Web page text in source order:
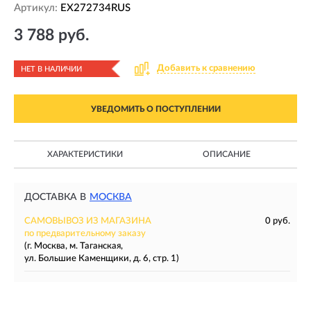
Артикул: EX272734RUS
3 788 руб.
НЕТ В НАЛИЧИИ Добавить к сравнению
УВЕДОМИТЬ О ПОСТУПЛЕНИИ
ХАРАКТЕРИСТИКИ ОПИСАНИЕ
ДОСТАВКА В МОСКВА
САМОВЫВОЗ ИЗ МАГАЗИНА
0 руб.
по предварительному заказу
(г. Москва, м. Таганская,
ул. Большие Каменщики, д. 6, стр. 1)